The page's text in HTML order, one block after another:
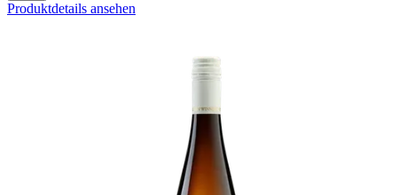
Produktdetails ansehen